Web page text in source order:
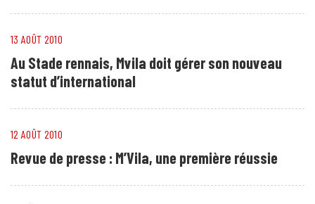
13 AOÛT 2010
Au Stade rennais, Mvila doit gérer son nouveau
statut d’international
12 AOÛT 2010
Revue de presse : M’Vila, une première réussie